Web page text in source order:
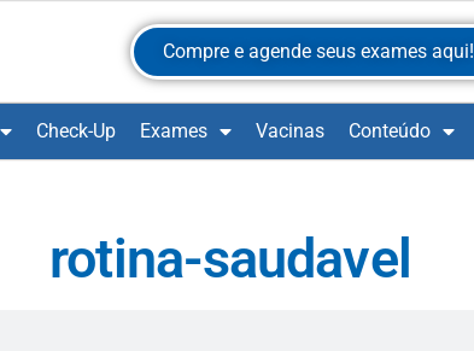
Compre e agende seus exames aqui!
Check-Up Exames Vacinas Conteúdo
rotina-saudavel